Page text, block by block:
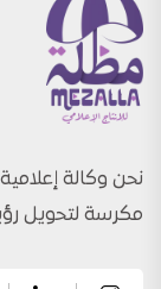
مكرسة لتحويل